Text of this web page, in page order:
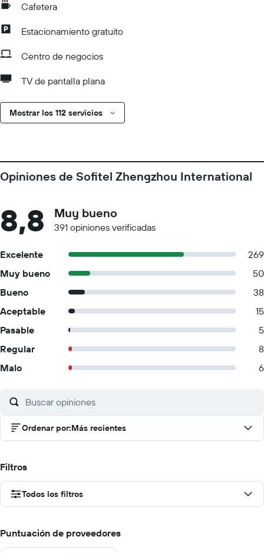
Cafetera
Estacionamiento gratuito
Centro de negocios
TV de pantalla plana
Mostrar los 112 servicios
Opiniones de Sofitel Zhengzhou International
8,8 Muy bueno
391 opiniones verificadas
Excelente
269
Muy bueno
50
Bueno
38
Aceptable
15
Pasable
5
Regular
8
Malo
6
Ordenar por:Más recientes
Filtros
Todos los filtros
Puntuación de proveedores